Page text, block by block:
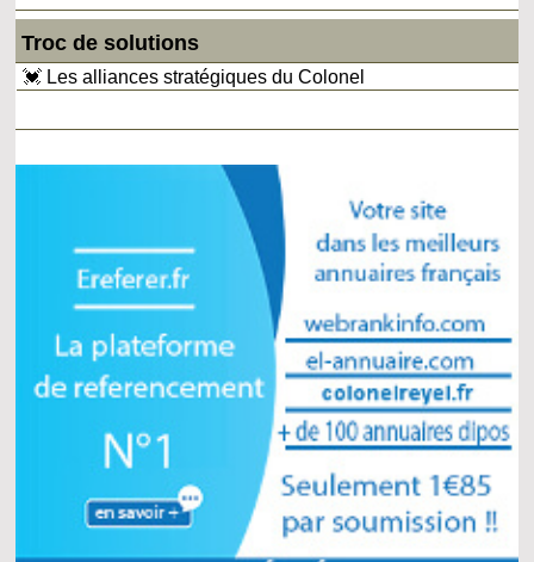
Troc de solutions
💓 Les alliances stratégiques du Colonel